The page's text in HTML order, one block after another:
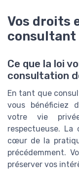
Vos droits
consultant
Ce que la loi
consultation
En tant que
vous bénéficiez
votre vie
respectueuse.
cœur de la
précédemment.
préserver vos